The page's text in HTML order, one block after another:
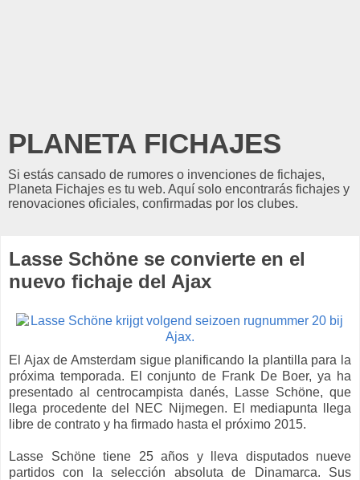
PLANETA FICHAJES
Si estás cansado de rumores o invenciones de fichajes,
Planeta Fichajes es tu web. Aquí solo encontrarás fichajes y
renovaciones oficiales, confirmadas por los clubes.
Lasse Schöne se convierte en el
nuevo fichaje del Ajax
El Ajax de Amsterdam sigue planificando la plantilla para la
próxima temporada. El conjunto de Frank De Boer, ya ha
presentado al centrocampista danés, Lasse Schöne, que
llega procedente del NEC Nijmegen. El mediapunta llega
libre de contrato y ha firmado hasta el próximo 2015.
Lasse Schöne tiene 25 años y lleva disputados nueve
partidos con la selección absoluta de Dinamarca. Sus